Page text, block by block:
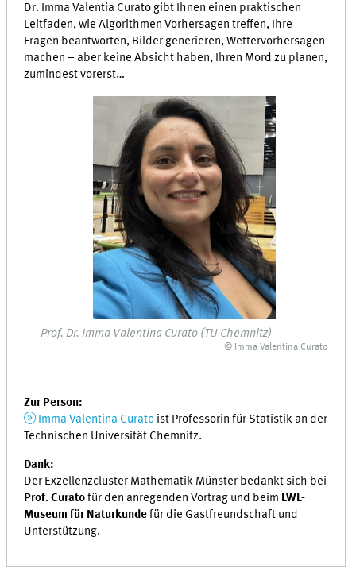
Dr. Imma Valentia Curato gibt Ihnen einen praktischen
Leitfaden, wie Algorithmen Vorhersagen treffen, Ihre
Fragen beantworten, Bilder generieren, Wettervorhersagen
machen – aber keine Absicht haben, Ihren Mord zu planen,
zumindest vorerst…
Prof. Dr. Imma Valentina Curato (TU Chemnitz)
© Imma Valentina Curato
Zur Person:
Imma Valentina Curato ist Professorin für Statistik an der
Technischen Universität Chemnitz.
Dank:
Der Exzellenzcluster Mathematik Münster bedankt sich bei
Prof. Curatofür den anregenden Vortrag und beim LWL-
Museum für Naturkundefür die Gastfreundschaft und
Unterstützung.